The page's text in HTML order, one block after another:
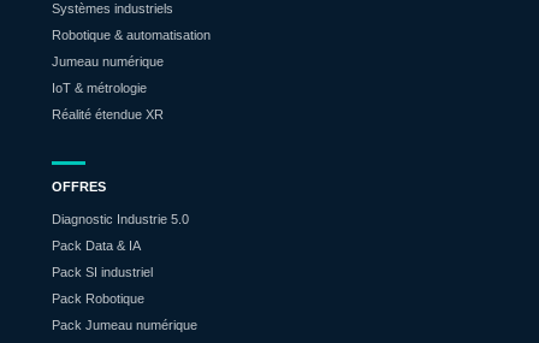
Systèmes industriels
Robotique & automatisation
Jumeau numérique
IoT & métrologie
Réalité étendue XR
OFFRES
Diagnostic Industrie 5.0
Pack Data & IA
Pack SI industriel
Pack Robotique
Pack Jumeau numérique